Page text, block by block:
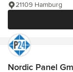
21109 Hamburg
Nordic Panel